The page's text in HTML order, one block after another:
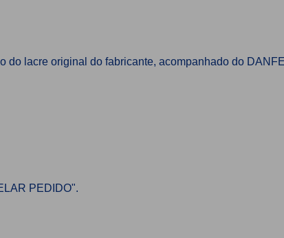
lacre original do fabricante, acompanhado do
PEDIDO".